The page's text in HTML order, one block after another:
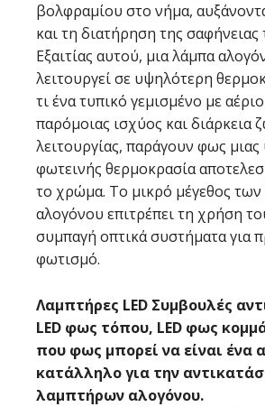
βολφραμίου στο νήμα,
και τη διατήρηση της
Εξαιτίας αυτού, μια λάμπα
λειτουργεί σε υψηλότερη
τι ένα τυπικό γεμισμένο με
παρόμοιας ισχύος και διάρκεια
λειτουργίας, παράγουν φως
φωτεινής θερμοκρασία
το χρώμα. Το μικρό μέγεθος
αλογόνου επιτρέπει τη χρήση
συμπαγή οπτικά συστήματα για
φωτισμό.
Λαμπτήρες LED Συμβουλές
LED φως τόπου, LED φως
που φως μπορεί να είναι ένα
κατάλληλο για την
λαμπτήρων αλογόνου.